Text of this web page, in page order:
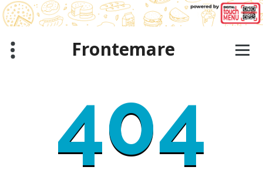
Salta
al
contenuto
Frontemare
404